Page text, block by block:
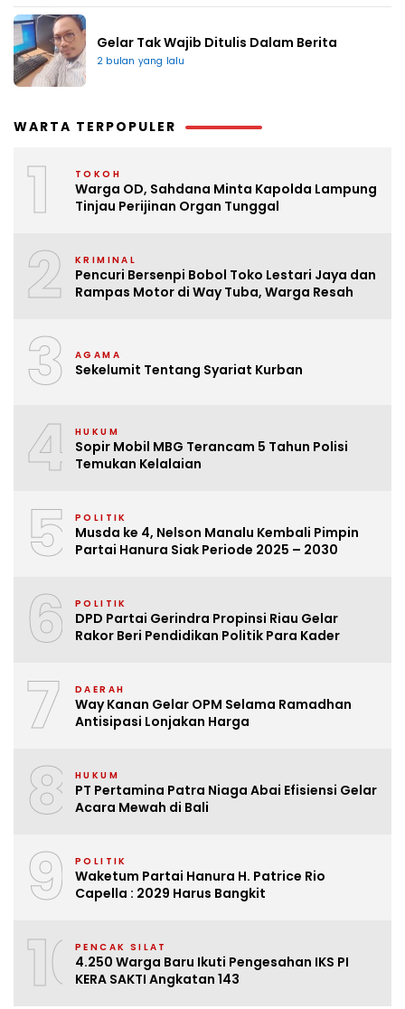
Gelar Tak Wajib Ditulis Dalam Berita
2 bulan yang lalu
WARTA TERPOPULER
1 TOKOH
Warga OD, Sahdana Minta Kapolda Lampung
Tinjau Perijinan Organ Tunggal
2 KRIMINAL
Pencuri Bersenpi Bobol Toko Lestari Jaya dan
Rampas Motor di Way Tuba, Warga Resah
3 AGAMA
Sekelumit Tentang Syariat Kurban
4 HUKUM
Sopir Mobil MBG Terancam 5 Tahun Polisi
Temukan Kelalaian
5 POLITIK
Musda ke 4, Nelson Manalu Kembali Pimpin
Partai Hanura Siak Periode 2025 – 2030
6 POLITIK
DPD Partai Gerindra Propinsi Riau Gelar
Rakor Beri Pendidikan Politik Para Kader
7 DAERAH
Way Kanan Gelar OPM Selama Ramadhan
Antisipasi Lonjakan Harga
8 HUKUM
PT Pertamina Patra Niaga Abai Efisiensi Gelar
Acara Mewah di Bali
9 POLITIK
Waketum Partai Hanura H. Patrice Rio
Capella : 2029 Harus Bangkit
10PENCAK SILAT
4.250 Warga Baru Ikuti Pengesahan IKS PI
KERA SAKTI Angkatan 143